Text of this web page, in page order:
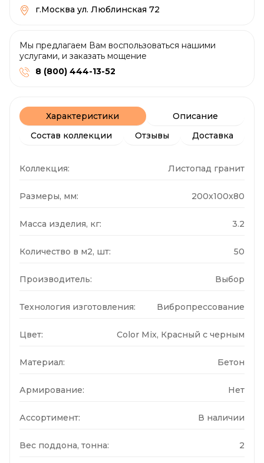
г.Москва ул. Люблинская 72
Мы предлагаем Вам воспользоваться нашими
услугами, и заказать мощение
8 (800) 444-13-52
Характеристики
Описание
Состав коллекции
Отзывы Доставка
Коллекция: Листопад гранит
Размеры, мм: 200x100x80
Масса изделия, кг: 3.2
Количество в м2, шт: 50
Производитель: Выбор
Технология изготовления: Вибропрессование
Цвет: Color Mix, Красный с черным
Материал: Бетон
Армирование: Нет
Ассортимент: В наличии
Вес поддона, тонна: 2